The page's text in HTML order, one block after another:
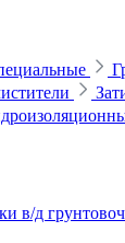
в/д